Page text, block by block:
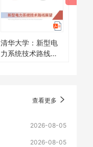
清华大学：新型电
力系统技术路线展
查看更多
2026-08-05
2026-08-05